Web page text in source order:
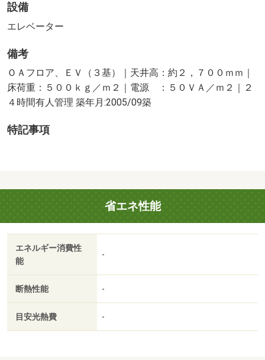
設備
エレベーター
備考
ＯＡフロア、ＥＶ（３基）｜天井高：約２，７００ｍｍ｜
床荷重：５００ｋｇ／ｍ２｜電源 ：５０ＶＡ／ｍ２｜２
４時間有人管理 築年月:2005/09築
特記事項
省エネ性能
エネルギー消費性
能
-
断熱性能 -
目安光熱費 -